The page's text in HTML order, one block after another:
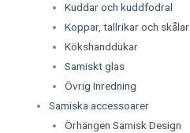
Kuddar och kuddfodral
Koppar, tallrikar och skålar
Kökshanddukar
Samiskt glas
Övrig Inredning
Samiska accessoarer
Örhängen Samisk Design